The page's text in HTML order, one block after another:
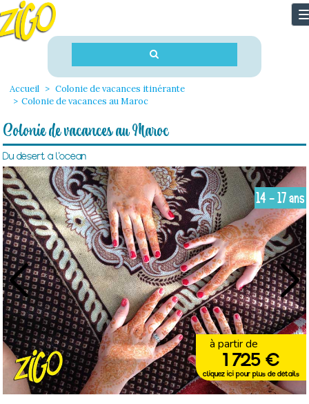
Accueil
Colonie de vacances itinérante
Colonie de vacances au Maroc
Colonie de vacances au Maroc
Du désert à l'océan
14 - 17 ans
à partir de
1 725 €
cliquez ici pour plus de détails